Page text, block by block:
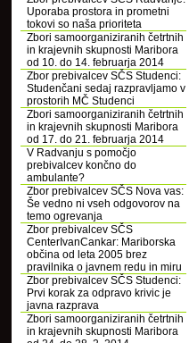
Uporaba prostora in prometni
tokovi so naša prioriteta
Zbori samoorganiziranih četrtnih
in krajevnih skupnosti Maribora
od 10. do 14. februarja 2014
Zbor prebivalcev SČS Studenci:
Studenčani sedaj razpravljamo v
prostorih MČ Studenci
Zbori samoorganiziranih četrtnih
in krajevnih skupnosti Maribora
od 17. do 21. februarja 2014
V Radvanju s pomočjo
prebivalcev končno do
ambulante?
Zbor prebivalcev SČS Nova vas:
Še vedno ni vseh odgovorov na
temo ogrevanja
Zbor prebivalcev SČS
CenterIvanCankar: Mariborska
občina od leta 2005 brez
pravilnika o javnem redu in miru
Zbor prebivalcev SČS Studenci:
Prvi korak za odpravo krivic je
javna razprava
Zbori samoorganiziranih četrtnih
in krajevnih skupnosti Maribora